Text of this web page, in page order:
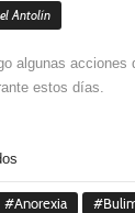
Antolín
algunas acciones
estos días.
Anorexia